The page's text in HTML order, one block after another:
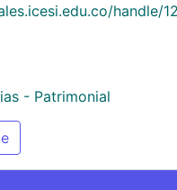
handle/
- Patrimonial